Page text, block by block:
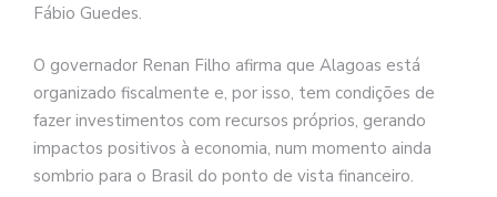
Fábio Guedes.
O governador Renan Filho afirma que Alagoas está
organizado fiscalmente e, por isso, tem condições de
fazer investimentos com recursos próprios, gerando
impactos positivos à economia, num momento ainda
sombrio para o Brasil do ponto de vista financeiro.